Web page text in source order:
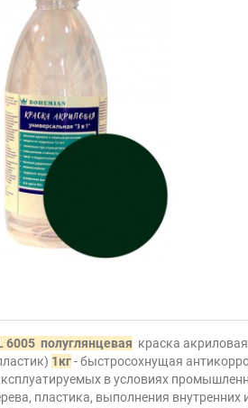
6005 полуглянцевая краска
1кг- быстросохнущая
в условиях
пластика, выполнения